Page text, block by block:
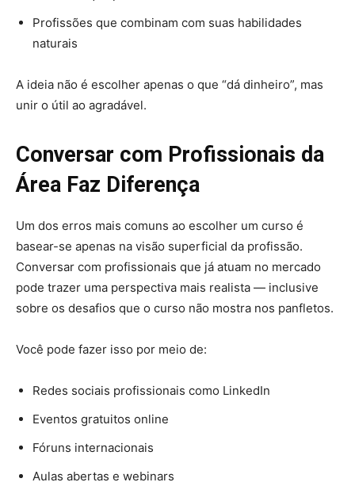
Profissões que combinam com suas habilidades
naturais
A ideia não é escolher apenas o que “dá dinheiro”, mas
unir o útil ao agradável.
Conversar com Profissionais da
Área Faz Diferença
Um dos erros mais comuns ao escolher um curso é
basear-se apenas na visão superficial da profissão.
Conversar com profissionais que já atuam no mercado
pode trazer uma perspectiva mais realista — inclusive
sobre os desafios que o curso não mostra nos panfletos.
Você pode fazer isso por meio de:
Redes sociais profissionais como LinkedIn
Eventos gratuitos online
Fóruns internacionais
Aulas abertas e webinars